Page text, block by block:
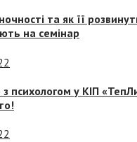
та як її
на семінар
з психологом у КІП